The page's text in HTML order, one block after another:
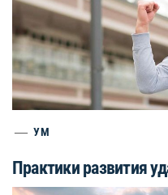
УМ
Практики развития